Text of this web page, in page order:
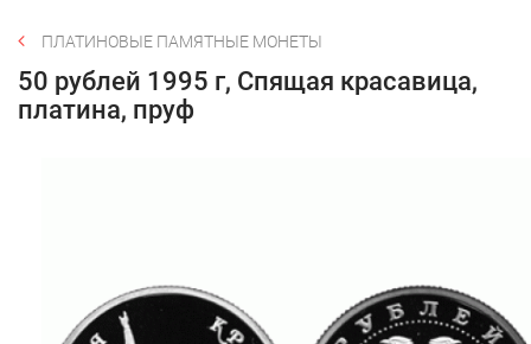
ПЛАТИНОВЫЕ ПАМЯТНЫЕ МОНЕТЫ
50 рублей 1995 г, Спящая красавица,
платина, пруф